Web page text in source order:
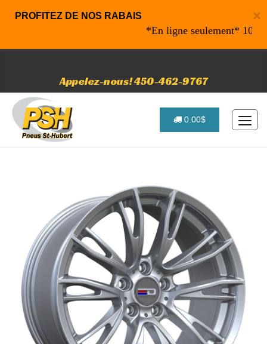
×
PROFITEZ DE NOS RABAIS
*En ligne seulement* 10% de
Appelez-nous! 450-462-9767
0.00$